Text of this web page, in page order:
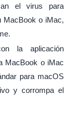
el virus para
MacBook o iMac,
la aplicación
MacBook o iMac
para macOS
y corrompa el